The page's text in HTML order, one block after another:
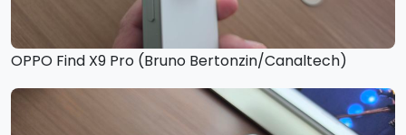
OPPO Find X9 Pro (Bruno Bertonzin/Canaltech)